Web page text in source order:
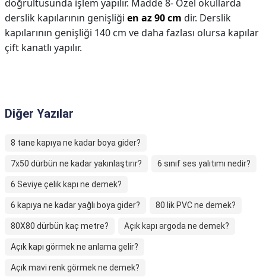
doğrultusunda işlem yapılır. Madde 8- Özel okullarda
derslik kapılarının genişliği en az 90 cm dir. Derslik
kapılarının genişliği 140 cm ve daha fazlası olursa kapılar
çift kanatlı yapılır.
Diğer Yazılar
8 tane kapıya ne kadar boya gider?
7x50 dürbün ne kadar yakınlaştırır? 6 sınıf ses yalıtımı nedir?
6 Seviye çelik kapı ne demek?
6 kapıya ne kadar yağlı boya gider? 80 lik PVC ne demek?
80X80 dürbün kaç metre? Açık kapı argoda ne demek?
Açık kapı görmek ne anlama gelir?
Açık mavi renk görmek ne demek?